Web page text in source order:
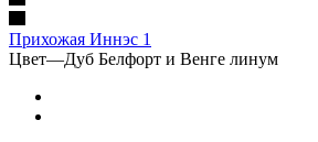
Прихожая Иннэс 1
Цвет—Дуб Белфорт и Венге линум